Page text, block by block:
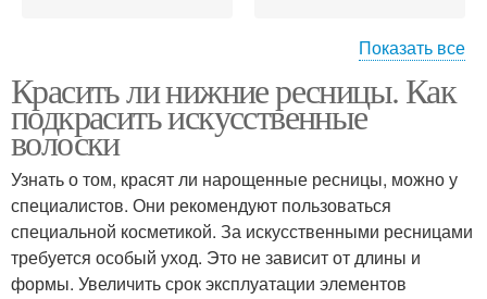
Карандаш на глазах Карандаш для бровей
Разрыв между
карандашом
Карандаш с
растушевкой
Показать все
Красить ли нижние ресницы. Как
подкрасить искусственные
волоски
Узнать о том, красят ли нарощенные ресницы, можно у
специалистов. Они рекомендуют пользоваться
специальной косметикой. За искусственными ресницами
требуется особый уход. Это не зависит от длины и
формы. Увеличить срок эксплуатации элементов